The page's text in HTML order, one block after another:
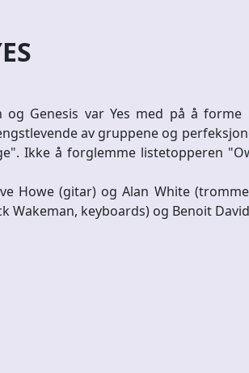
og Genesis var Yes med på å
av gruppene og
Ikke å forglemme listetopperen
Howe (gitar) og Alan White
Wakeman, keyboards) og Benoit